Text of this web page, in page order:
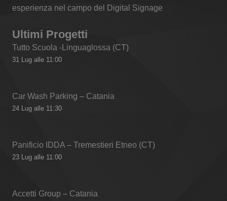
esperienza nel campo del Digital Signage
Ultimi Progetti
Tutto Scuola -Linguaglossa (CT)
31 Lug alle 11:00
Car Wash Parking – Catania
24 Lug alle 11:30
Panificio IDDA – Tremestieri Etneo (CT)
23 Lug alle 11:00
Accetti Group – Catania